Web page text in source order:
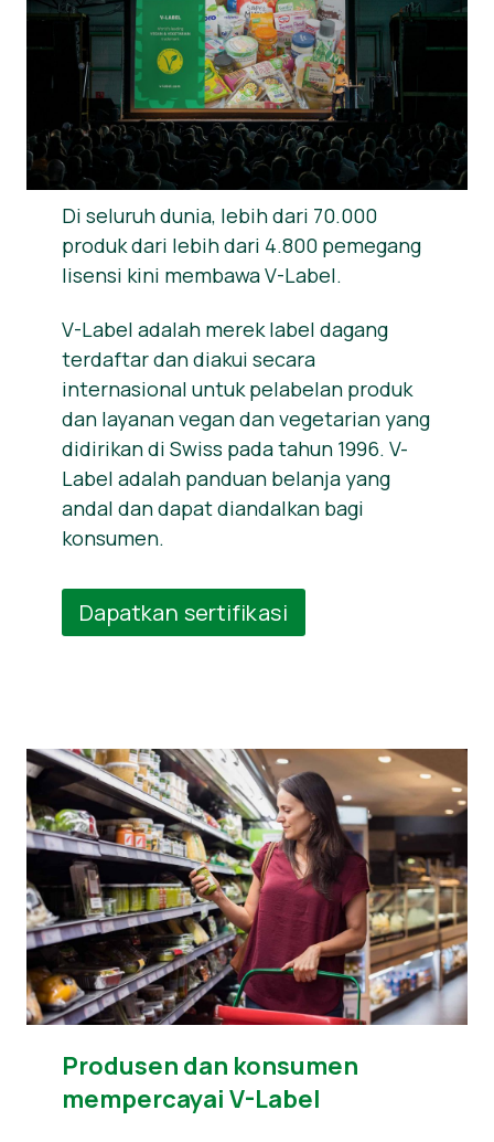
Berita
Bahan Pers
Di seluruh dunia, lebih dari 70.000
produk dari lebih dari 4.800 pemegang
lisensi kini membawa V-Label.
V-Label adalah merek label dagang
terdaftar dan diakui secara
internasional untuk pelabelan produk
dan layanan vegan dan vegetarian yang
didirikan di Swiss pada tahun 1996. V-
Label adalah panduan belanja yang
andal dan dapat diandalkan bagi
konsumen.
Dapatkan sertifikasi
Produsen dan konsumen
mempercayai V-Label